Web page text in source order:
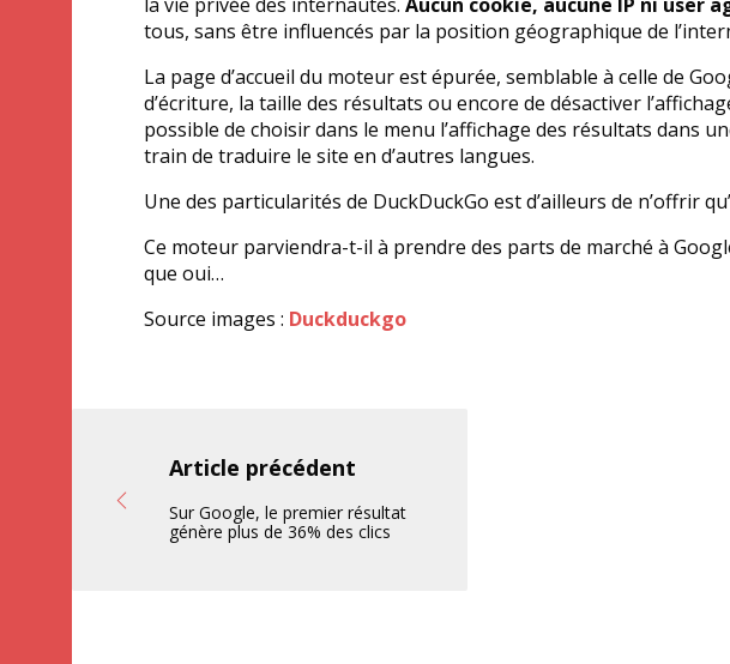
tous, sans être influencés par la position géographique de
La page d’accueil du moteur est épurée, semblable à celle de
d’écriture, la taille des résultats ou encore de désactiver
possible de choisir dans le menu l’affichage des résultats dans
train de traduire le site en d’autres langues.
Une des particularités de DuckDuckGo est d’ailleurs de n’offrir
Ce moteur parviendra-t-il à prendre des parts de marché à
que oui…
Source images : Duckduckgo
Article précédent
Sur Google, le premier résultat
génère plus de 36% des clics